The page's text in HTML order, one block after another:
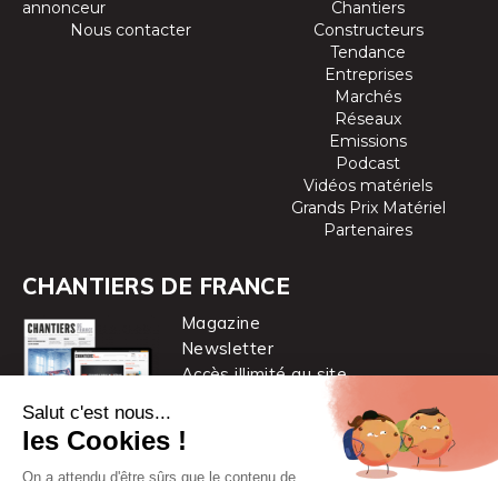
annonceur
Nous contacter
Chantiers
Constructeurs
Tendance
Entreprises
Marchés
Réseaux
Emissions
Podcast
Vidéos matériels
Grands Prix Matériel
Partenaires
CHANTIERS DE FRANCE
Magazine
Newsletter
Accès illimité au site